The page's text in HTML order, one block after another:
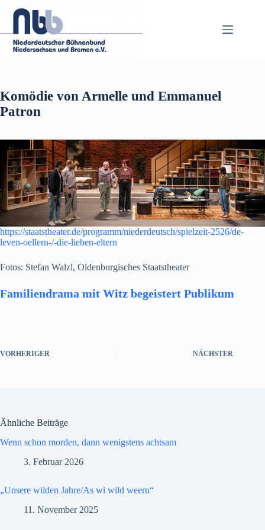
Inhalt
Komödie von Armelle und Emmanuel
Patron
https://staatstheater.de/programm/niederdeutsch/spielzeit-2526/de-
leven-oellern-/-die-lieben-eltern
Fotos: Stefan Walzl, Oldenburgisches Staatstheater
Familiendrama mit Witz begeistert Publikum
VORHERIGER NÄCHSTER
Ähnliche Beiträge
Wenn schon morden, dann wenigstens achtsam
3. Februar 2026
„Unsere wilden Jahre/As wi wild weern“
11. November 2025